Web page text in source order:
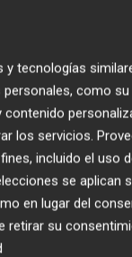
de
millones de
Europea.
de
más
la que se suelen
y el tipo de
para
tecnologías
como
los servicios.
incluido el uso
se aplican
en lugar del
retirar su